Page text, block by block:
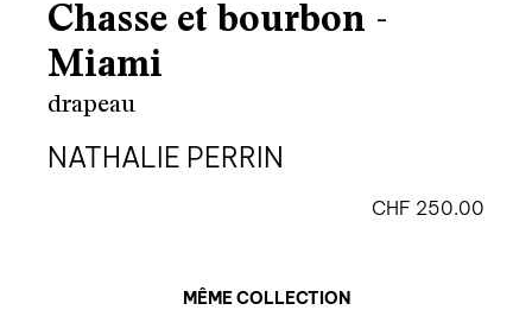
Chasse et bourbon -
Miami
drapeau
NATHALIE PERRIN
CHF 250.00
MÊME COLLECTION